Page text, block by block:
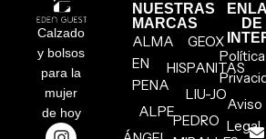
Calzado
y bolsos
para la
mujer
de hoy
NUESTRAS
MARCAS
ALMA
EN
PENA
ALPE
GEOX
HISPANITAS
LIU-JO
PEDRO
DE
Aviso
Legal